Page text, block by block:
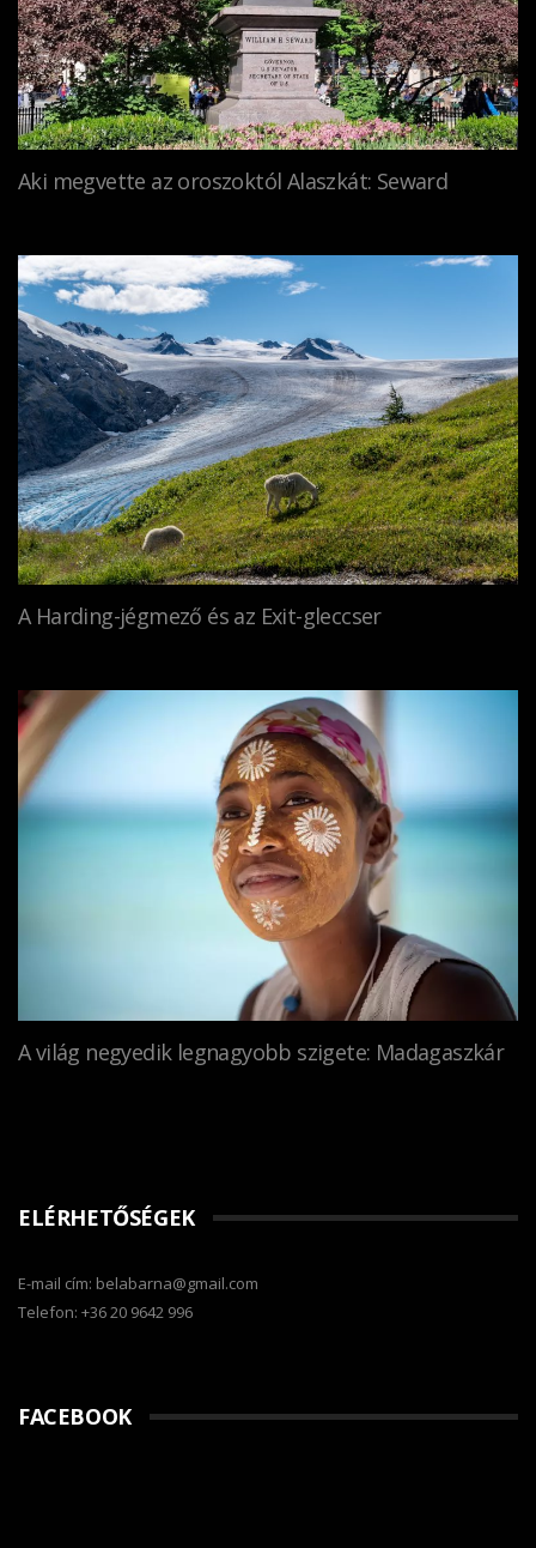
Aki megvette az oroszoktól Alaszkát: Seward
A Harding-jégmező és az Exit-gleccser
A világ negyedik legnagyobb szigete: Madagaszkár
ELÉRHETŐSÉGEK
E-mail cím: belabarna@gmail.com
Telefon: +36 20 9642 996
FACEBOOK